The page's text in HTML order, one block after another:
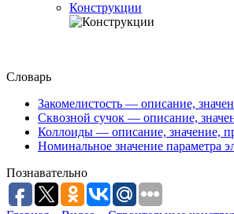
Конструкции
Словарь
Закомелистость — описание,
Сквозной сучок — описание,
Коллоиды — описание, значение,
Номинальное значение параметра
Познавательно